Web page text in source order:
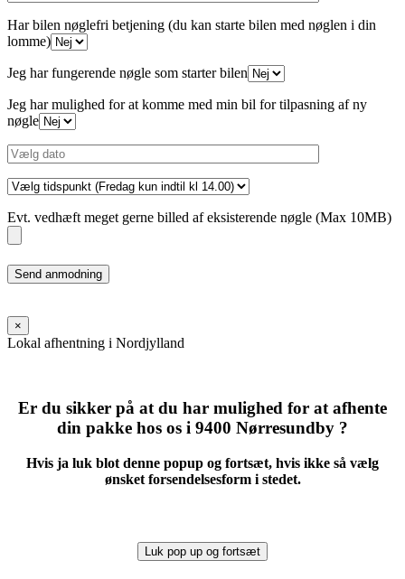
Har bilen nøglefri betjening (du kan starte bilen med nøglen i din
lomme)
Jeg har fungerende nøgle som starter bilen
Jeg har mulighed for at komme med min bil for tilpasning af ny
nøgle
Evt. vedhæft meget gerne billed af eksisterende nøgle (Max 10MB)
Please
leave
field
empty.
×
Lokal afhentning i Nordjylland
Er du sikker på at du har mulighed for at afhente
din pakke hos os i 9400 Nørresundby ?
Hvis ja luk blot denne popup og fortsæt, hvis ikke så vælg
ønsket forsendelsesform i stedet.
Luk pop up og fortsæt